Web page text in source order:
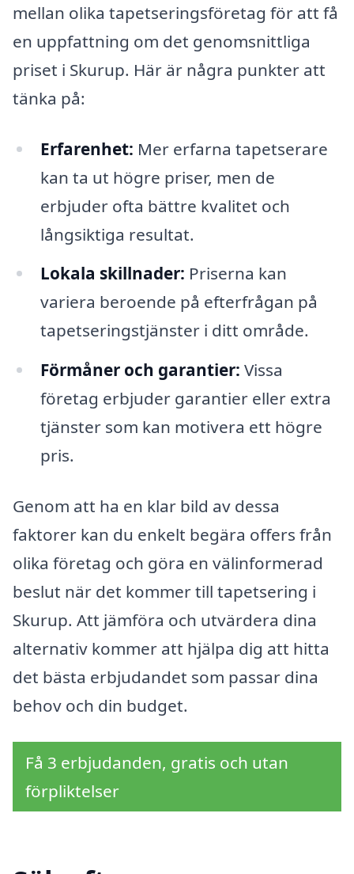
mellan olika tapetseringsföretag för att få
en uppfattning om det genomsnittliga
priset i Skurup. Här är några punkter att
tänka på:
Erfarenhet: Mer erfarna tapetserare
kan ta ut högre priser, men de
erbjuder ofta bättre kvalitet och
långsiktiga resultat.
Lokala skillnader: Priserna kan
variera beroende på efterfrågan på
tapetseringstjänster i ditt område.
Förmåner och garantier: Vissa
företag erbjuder garantier eller extra
tjänster som kan motivera ett högre
pris.
Genom att ha en klar bild av dessa
faktorer kan du enkelt begära offers från
olika företag och göra en välinformerad
beslut när det kommer till tapetsering i
Skurup. Att jämföra och utvärdera dina
alternativ kommer att hjälpa dig att hitta
det bästa erbjudandet som passar dina
behov och din budget.
Få 3 erbjudanden, gratis och utan
förpliktelser